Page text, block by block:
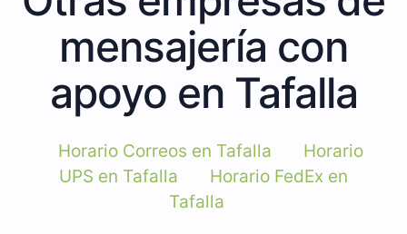
mensajería con
apoyo en Tafalla
Horario Correos en Tafalla
Horario
UPS en Tafalla
Horario FedEx en
Tafalla